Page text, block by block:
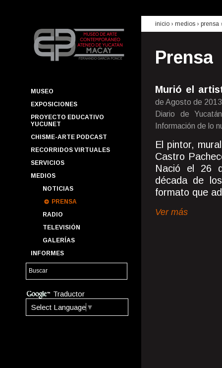
MUSEO
EXPOSICIONES
PROYECTO EDUCATIVO
YUCUNET
CHISME-ARTE PODCAST
RECORRIDOS VIRTUALES
SERVICIOS
MEDIOS
NOTICIAS
PRENSA
RADIO
TELEVISIÓN
GALERÍAS
INFORMES
Traductor
Select Language ▼
inicio › medios › prensa
Prensa
Murió el
de Agosto de 2013
Diario de
Información de lo
El pintor,
Castro
Nació el 26
década de
formato que
Ver más